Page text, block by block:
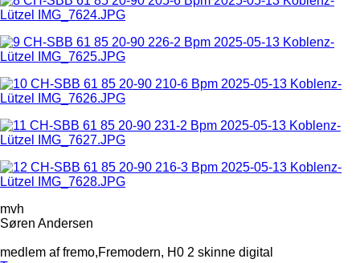
mvh
Søren Andersen
medlem af fremo,Fremodern, H0 2 skinne digital